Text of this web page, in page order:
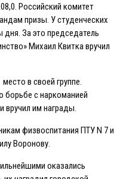
Российский комитет
призы. У студенческих
За это председатель
Михаил Квитка вручил
в своей группе.
борьбе с наркоманией
вручил им награды.
физвоспитания ПТУ N 7 и
Воронову.
оказались